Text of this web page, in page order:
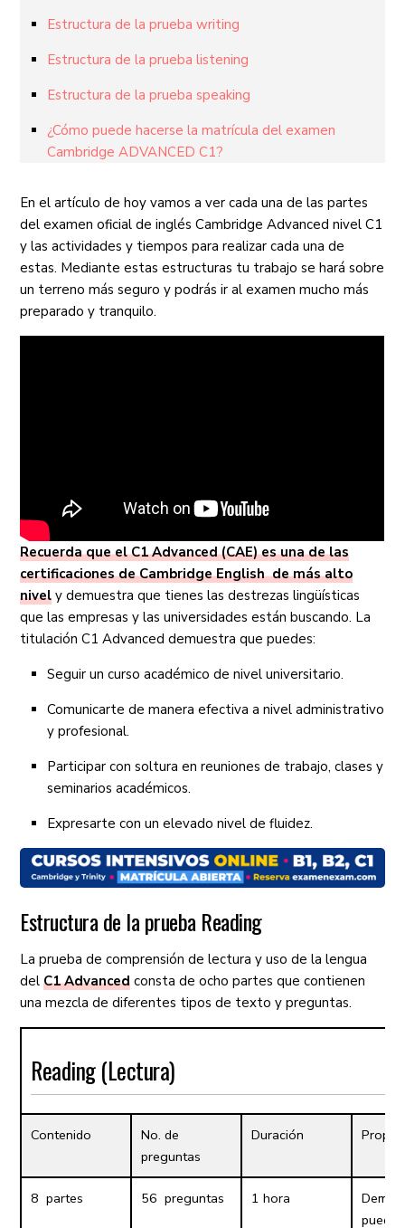
Estructura de la prueba writing
Estructura de la prueba listening
Estructura de la prueba speaking
¿Cómo puede hacerse la matrícula del examen
Cambridge ADVANCED C1?
En el artículo de hoy vamos a ver cada una de las partes
del examen oficial de inglés Cambridge Advanced nivel C1
y las actividades y tiempos para realizar cada una de
estas. Mediante estas estructuras tu trabajo se hará sobre
un terreno más seguro y podrás ir al examen mucho más
preparado y tranquilo.
Recuerda que el C1 Advanced (CAE) es una de las
certificaciones de Cambridge English de más alto
nivel y demuestra que tienes las destrezas lingüísticas
que las empresas y las universidades están buscando. La
titulación C1 Advanced demuestra que puedes:
Seguir un curso académico de nivel universitario.
Comunicarte de manera efectiva a nivel administrativo
y profesional.
Participar con soltura en reuniones de trabajo, clases y
seminarios académicos.
Expresarte con un elevado nivel de fluidez.
Estructura de la prueba Reading
La prueba de comprensión de lectura y uso de la lengua
delC1 Advanced consta de ocho partes que contienen
una mezcla de diferentes tipos de texto y preguntas.
Reading (Lectura)
Contenido
No. de
preguntas
Duración
8 partes 56 preguntas
1 hora
puedes